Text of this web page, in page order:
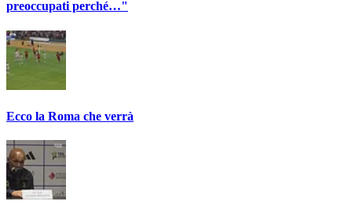
preoccupati perché…"
Ecco la Roma che verrà